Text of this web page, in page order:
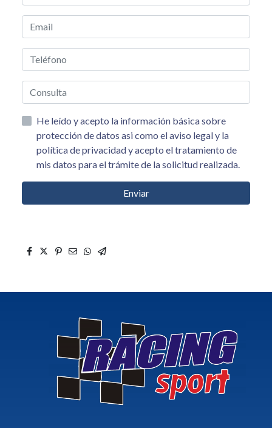
He leído y acepto la información básica sobre
protección de datos asi como el aviso legal y la
política de privacidad y acepto el tratamiento de
mis datos para el trámite de la solicitud realizada.
Enviar